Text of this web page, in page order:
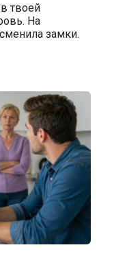
твоей
На
замки.